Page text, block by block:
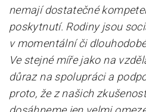
nemají dostatečné
poskytnutí. Rodiny jsou
v momentální či
Ve stejné míře jako na
důraz na spolupráci a
proto, že z našich